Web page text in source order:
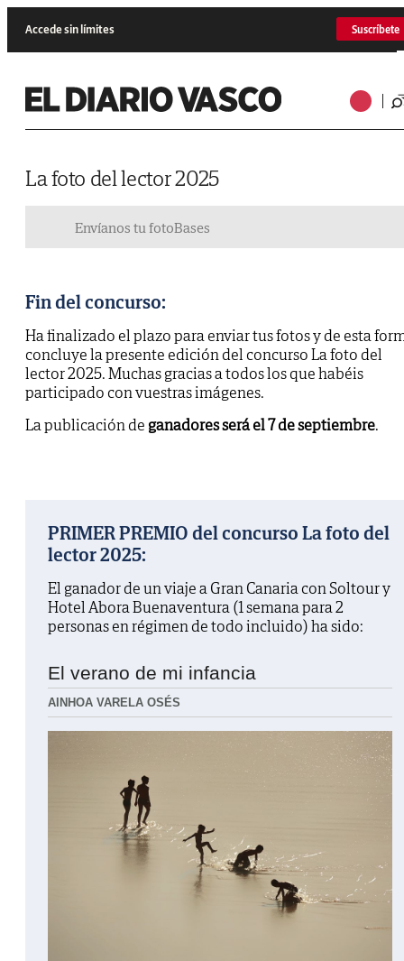
Accede sin límites Suscríbete
La foto del lector 2025
Envíanos tu fotoBases
Fin del concurso:
Ha finalizado el plazo para enviar tus fotos y de esta
concluye la presente edición del concurso La foto del
lector 2025. Muchas gracias a todos los que habéis
participado con vuestras imágenes.
La publicación de ganadores será el 7 de septiembre.
PRIMER PREMIO del concurso La foto del
lector 2025:
El ganador de un viaje a Gran Canaria con Soltour y
Hotel Abora Buenaventura (1 semana para 2
personas en régimen de todo incluido) ha sido:
El verano de mi infancia
AINHOA VARELA OSÉS